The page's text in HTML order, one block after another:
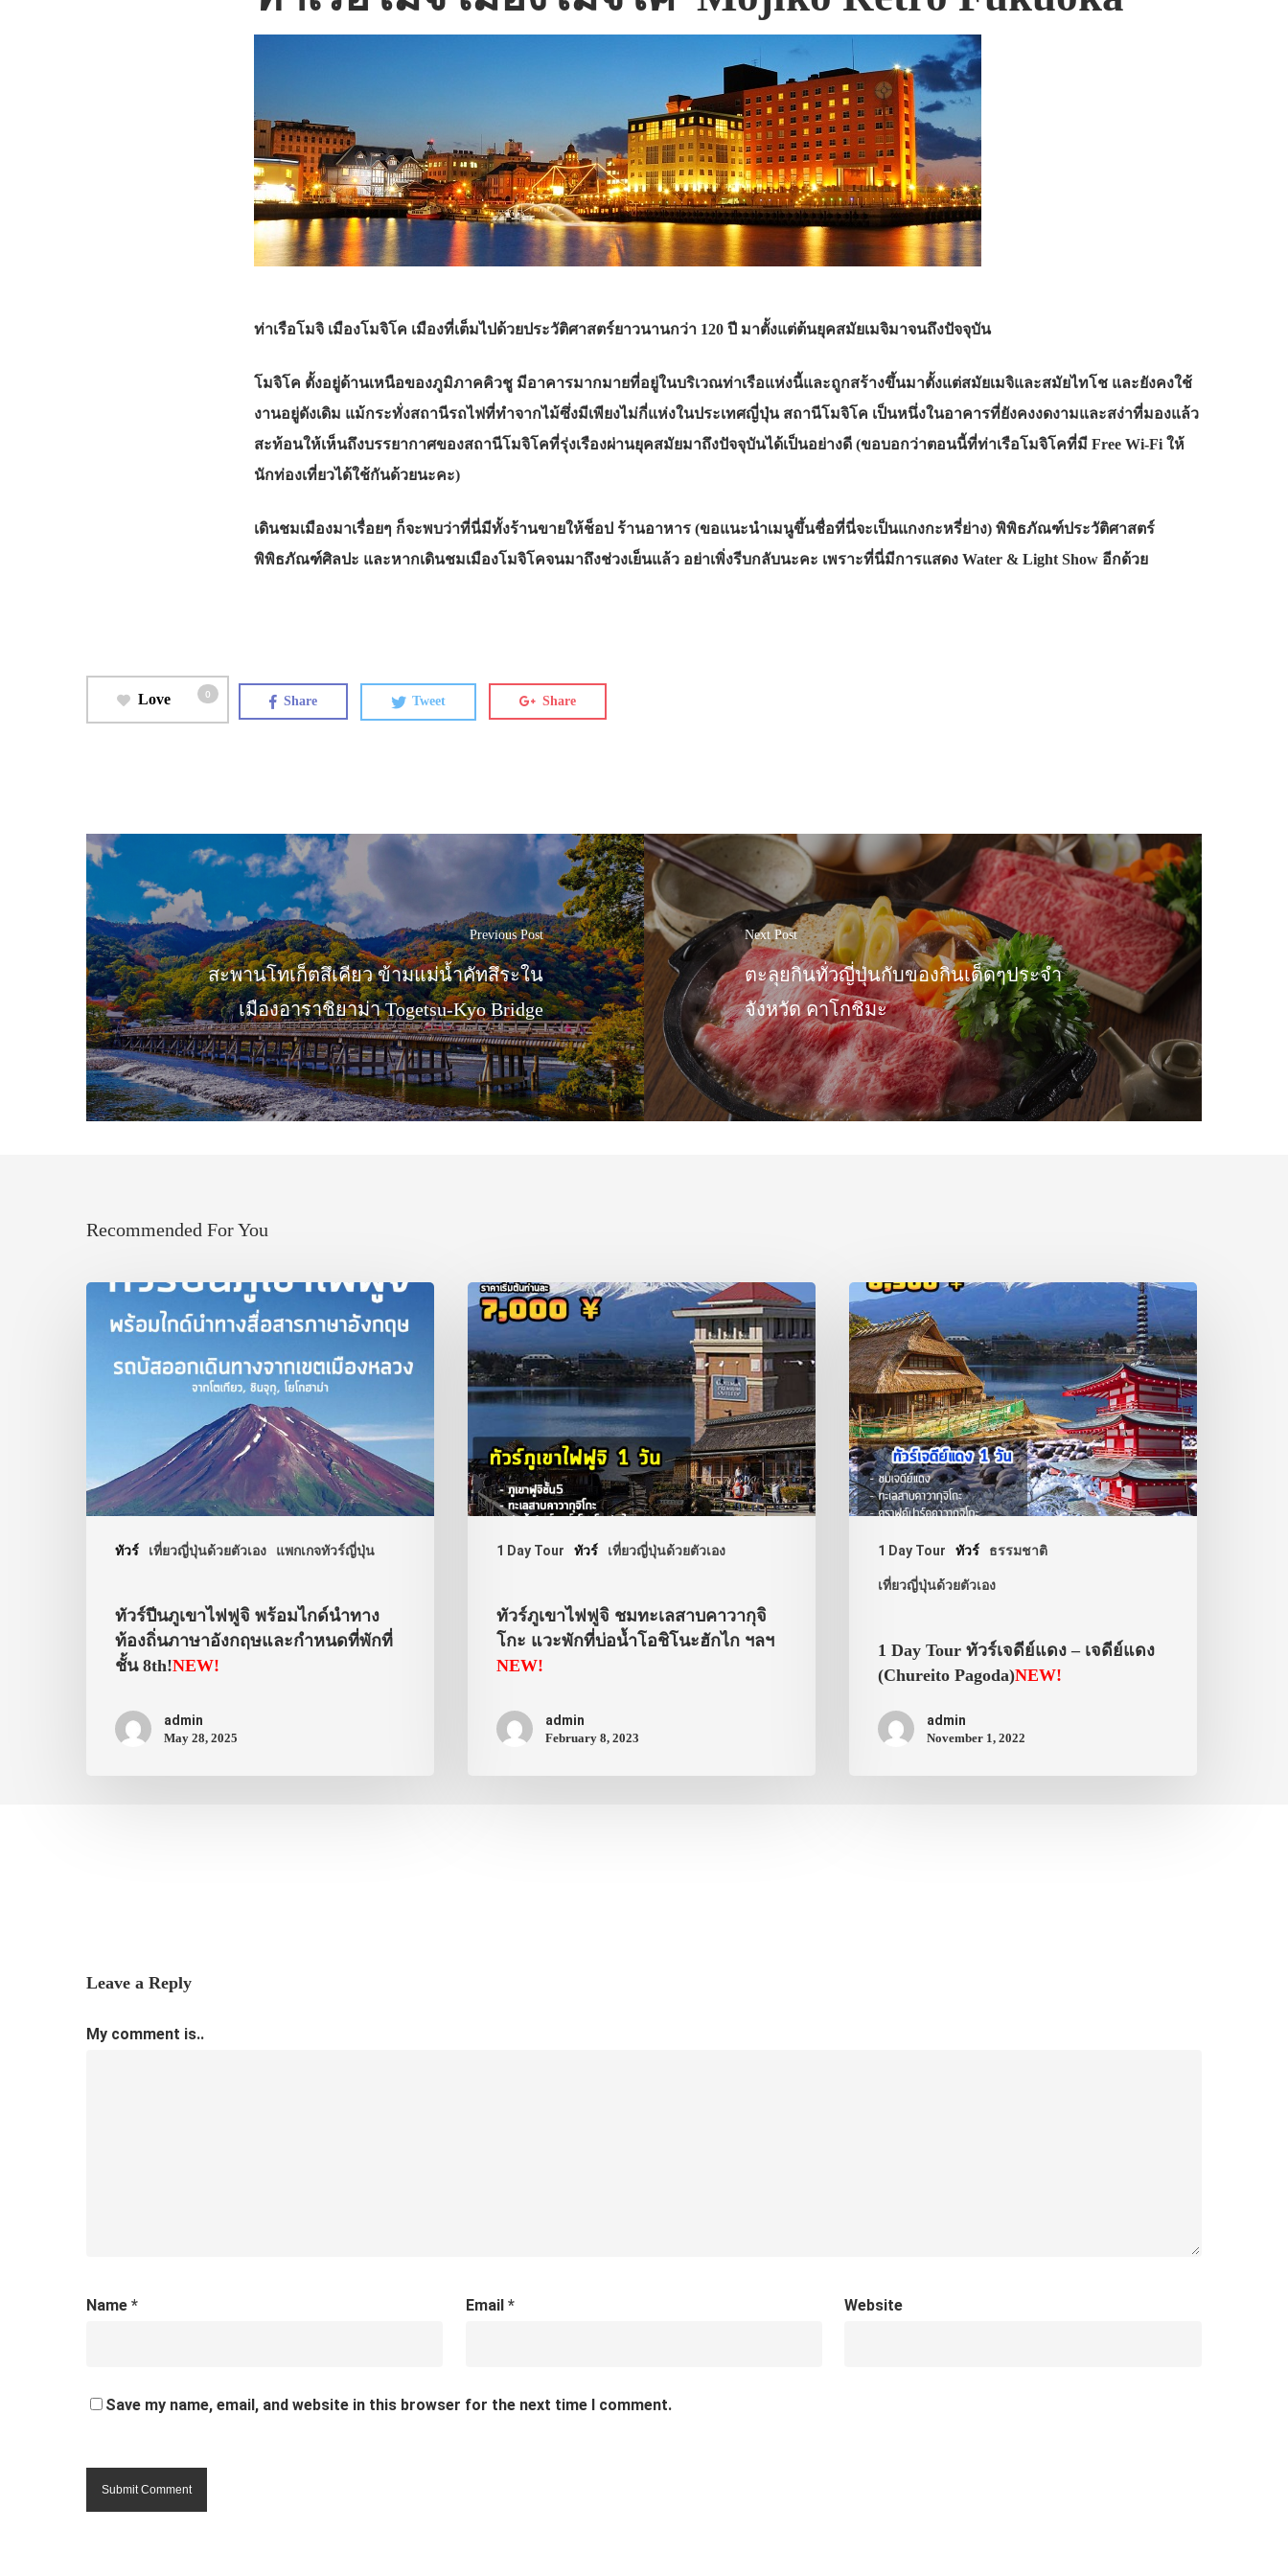
ท่าเรือโมจิ เมืองโมจิโค เมืองที่เต็มไปด้วยประวัติศาสตร์ยาวนานกว่า 120 ปี มาตั้งแต่ต้นยุคสมัยเมจิมาจนถึงปัจจุบัน
โมจิโค ตั้งอยู่ด้านเหนือของภูมิภาคคิวชู มีอาคารมากมายที่อยู่ในบริเวณท่าเรือแห่งนี้และถูกสร้างขึ้นมาตั้งแต่สมัยเมจิและสมัยไทโช และยังคงใช้
งานอยู่ดังเดิม แม้กระทั่งสถานีรถไฟที่ทำจากไม้ซึ่งมีเพียงไม่กี่แห่งในประเทศญี่ปุ่น สถานีโมจิโค เป็นหนึ่งในอาคารที่ยังคงงดงามและสง่าที่มองแล้ว
สะท้อนให้เห็นถึงบรรยากาศของสถานีโมจิโคที่รุ่งเรืองผ่านยุคสมัยมาถึงปัจจุบันได้เป็นอย่างดี (ขอบอกว่าตอนนี้ที่ท่าเรือโมจิโคที่มี Free Wi-Fi ให้
นักท่องเที่ยวได้ใช้กันด้วยนะคะ)
เดินชมเมืองมาเรื่อยๆ ก็จะพบว่าที่นี่มีทั้งร้านขายให้ช็อป ร้านอาหาร (ขอแนะนำเมนูขึ้นชื่อที่นี่จะเป็นแกงกะหรี่ย่าง) พิพิธภัณฑ์ประวัติศาสตร์
พิพิธภัณฑ์ศิลปะ และหากเดินชมเมืองโมจิโคจนมาถึงช่วงเย็นแล้ว อย่าเพิ่งรีบกลับนะคะ เพราะที่นี่มีการแสดง Water & Light Show อีกด้วย
Love 0 Share Tweet Share
Previous Post
สะพานโทเก็ตสึเคียว ข้ามแม่น้ำคัทสึระใน
เมืองอาราชิยาม่า Togetsu-Kyo Bridge
Next Post
ตะลุยกินทั่วญี่ปุ่นกับของกินเด็ดๆประจำ
จังหวัด คาโกชิมะ
Recommended For You
ทัวร์ เที่ยวญี่ปุ่นด้วยตัวเอง แพกเกจทัวร์ญี่ปุ่น
ทัวร์ปีนภูเขาไฟฟูจิ พร้อมไกด์นำทาง
ท้องถิ่นภาษาอังกฤษและกำหนดที่พักที่
ชั้น 8th!NEW!
admin
May 28, 2025
1 Day Tour ทัวร์ เที่ยวญี่ปุ่นด้วยตัวเอง
ทัวร์ภูเขาไฟฟูจิ ชมทะเลสาบคาวากุจิ
โกะ แวะพักที่บ่อน้ำโอชิโนะฮักไก ฯลฯ
NEW!
admin
February 8, 2023
1 Day Tour ทัวร์ ธรรมชาติ
เที่ยวญี่ปุ่นด้วยตัวเอง
1 Day Tour ทัวร์เจดีย์แดง – เจดีย์แดง
(Chureito Pagoda)NEW!
admin
November 1, 2022
Leave a Reply
My comment is..
Name * Email * Website
Save my name, email, and website in this browser for the next time I comment.